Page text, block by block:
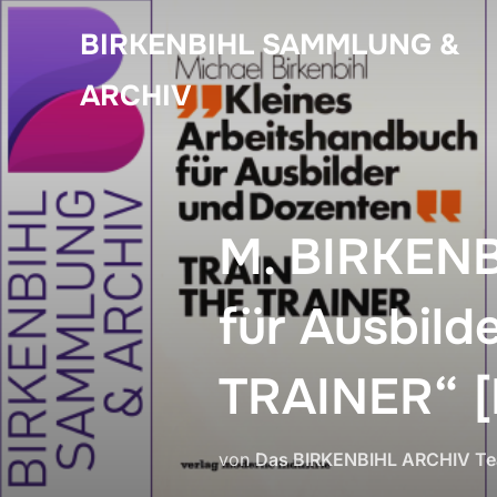
Zum
BIRKENBIHL SAMMLUNG &
ARCHIV
M.
für
TRAINER“
vonDas BIRKENBIHL ARCHIV